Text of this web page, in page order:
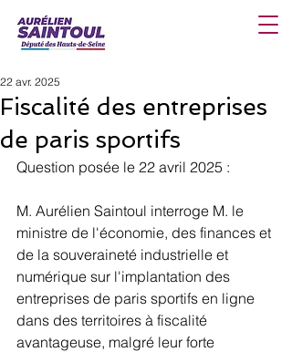
Fiscalité des entreprises
de paris sportifs
22 avr. 2025
Question posée le 22 avril 2025 :
M. Aurélien Saintoul interroge M. le
ministre de l'économie, des finances et
de la souveraineté industrielle et
numérique sur l'implantation des
entreprises de paris sportifs en ligne
dans des territoires à fiscalité
avantageuse, malgré leur forte